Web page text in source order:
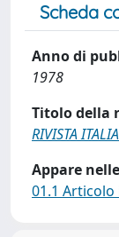
Scheda
Anno di
1978
Titolo della
RIVISTA
Appare
01.1 Articolo